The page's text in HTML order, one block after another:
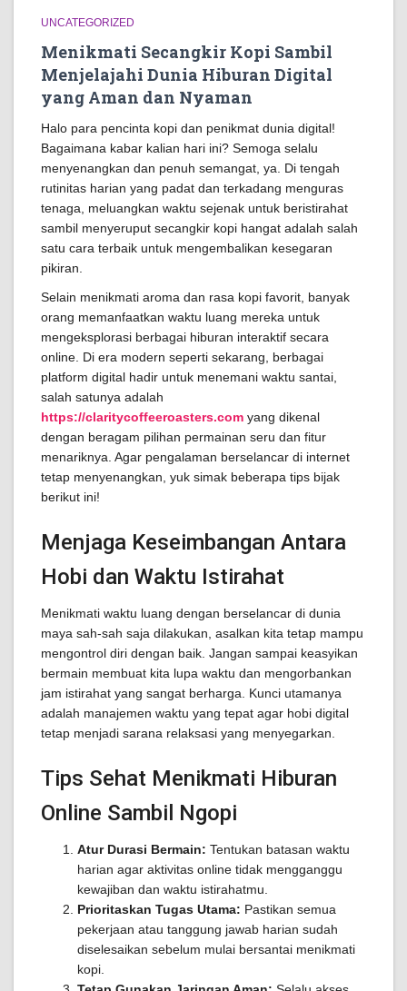
UNCATEGORIZED
Menikmati Secangkir Kopi Sambil
Menjelajahi Dunia Hiburan Digital
yang Aman dan Nyaman
Halo para pencinta kopi dan penikmat dunia digital!
Bagaimana kabar kalian hari ini? Semoga selalu
menyenangkan dan penuh semangat, ya. Di tengah
rutinitas harian yang padat dan terkadang menguras
tenaga, meluangkan waktu sejenak untuk beristirahat
sambil menyeruput secangkir kopi hangat adalah salah
satu cara terbaik untuk mengembalikan kesegaran
pikiran.
Selain menikmati aroma dan rasa kopi favorit, banyak
orang memanfaatkan waktu luang mereka untuk
mengeksplorasi berbagai hiburan interaktif secara
online. Di era modern seperti sekarang, berbagai
platform digital hadir untuk menemani waktu santai,
salah satunya adalah
https://claritycoffeeroasters.com yang dikenal
dengan beragam pilihan permainan seru dan fitur
menariknya. Agar pengalaman berselancar di internet
tetap menyenangkan, yuk simak beberapa tips bijak
berikut ini!
Menjaga Keseimbangan Antara
Hobi dan Waktu Istirahat
Menikmati waktu luang dengan berselancar di dunia
maya sah-sah saja dilakukan, asalkan kita tetap mampu
mengontrol diri dengan baik. Jangan sampai keasyikan
bermain membuat kita lupa waktu dan mengorbankan
jam istirahat yang sangat berharga. Kunci utamanya
adalah manajemen waktu yang tepat agar hobi digital
tetap menjadi sarana relaksasi yang menyegarkan.
Tips Sehat Menikmati Hiburan
Online Sambil Ngopi
Atur Durasi Bermain: Tentukan batasan waktu
harian agar aktivitas online tidak mengganggu
kewajiban dan waktu istirahatmu.
Prioritaskan Tugas Utama: Pastikan semua
pekerjaan atau tanggung jawab harian sudah
diselesaikan sebelum mulai bersantai menikmati
kopi.